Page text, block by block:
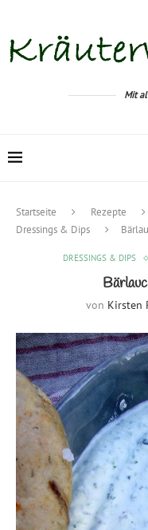
Mit
Startseite Rezepte
Dressings & Dips
DRESSINGS & DIPS
von Kirsten